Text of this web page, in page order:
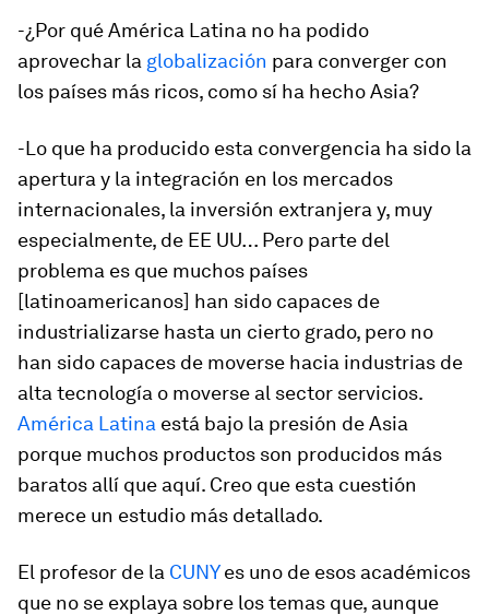
-¿Por qué América Latina no ha podido
aprovechar la globalización para converger con
los países más ricos, como sí ha hecho Asia?
-Lo que ha producido esta convergencia ha sido la
apertura y la integración en los mercados
internacionales, la inversión extranjera y, muy
especialmente, de EE UU… Pero parte del
problema es que muchos países
[latinoamericanos] han sido capaces de
industrializarse hasta un cierto grado, pero no
han sido capaces de moverse hacia industrias de
alta tecnología o moverse al sector servicios.
América Latina está bajo la presión de Asia
porque muchos productos son producidos más
baratos allí que aquí. Creo que esta cuestión
merece un estudio más detallado.
El profesor de la CUNYes uno de esos académicos
que no se explaya sobre los temas que, aunque